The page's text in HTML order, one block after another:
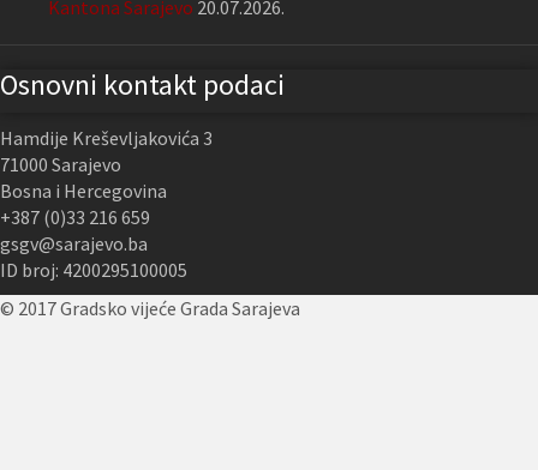
Kantona Sarajevo 20.07.2026.
Osnovni kontakt podaci
Hamdije Kreševljakovića 3
71000 Sarajevo
Bosna i Hercegovina
+387 (0)33 216 659
gsgv@sarajevo.ba
ID broj: 4200295100005
© 2017 Gradsko vijeće Grada Sarajeva